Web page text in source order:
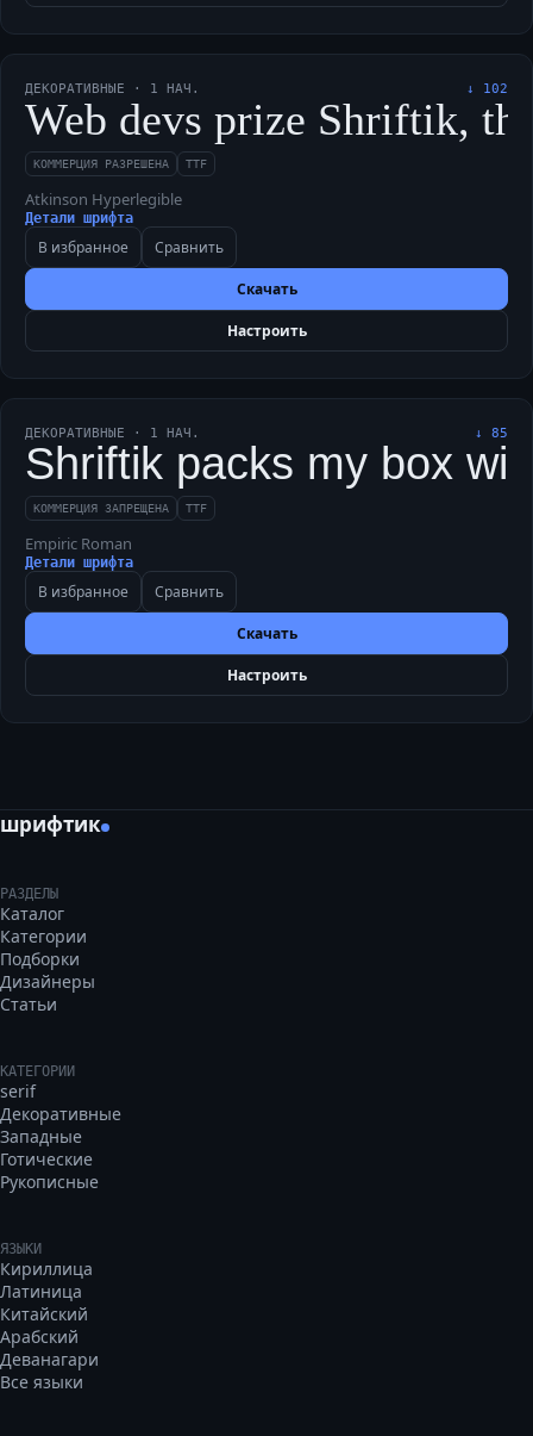
ДЕКОРАТИВНЫЕ · 1 НАЧ. ↓ 102
Web devs prize Shriftik,
КОММЕРЦИЯ РАЗРЕШЕНА TTF
Atkinson Hyperlegible
Детали шрифта
В избранное Сравнить
Скачать
Настроить
ДЕКОРАТИВНЫЕ · 1 НАЧ. ↓ 85
Shriftik packs my box
КОММЕРЦИЯ ЗАПРЕЩЕНА TTF
Empiric Roman
Детали шрифта
В избранное Сравнить
Скачать
Настроить
шрифтик
РАЗДЕЛЫ
Каталог
Категории
Подборки
Дизайнеры
Статьи
КАТЕГОРИИ
serif
Декоративные
Западные
Готические
Рукописные
ЯЗЫКИ
Кириллица
Латиница
Китайский
Арабский
Деванагари
Все языки